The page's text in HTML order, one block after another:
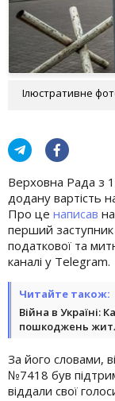
Ілюстративне
Верховна Рада з
додану вартість
Про це написав
перший заступник
податкової та
каналі у Telegram.
Читайте також:
Війна в Україні:
пошкоджень
За його словами,
№7418 був
віддали свої